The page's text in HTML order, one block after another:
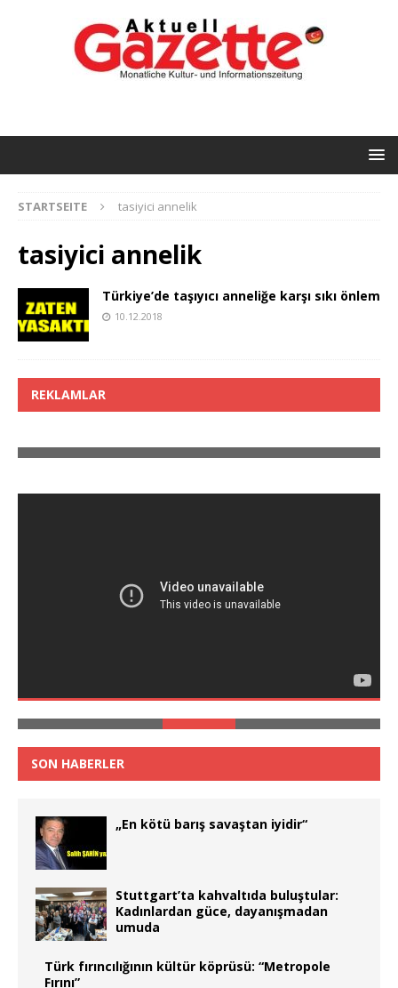
STARTSEITE tasiyici annelik
tasiyici annelik
Türkiye’de taşıyıcı anneliğe karşı sıkı önlem
10.12.2018
REKLAMLAR
SON HABERLER
„En kötü barış savaştan iyidir“
Stuttgart’ta kahvaltıda buluştular:
Kadınlardan güce, dayanışmadan
umuda
Türk fırıncılığının kültür köprüsü: “Metropole
Fırını”